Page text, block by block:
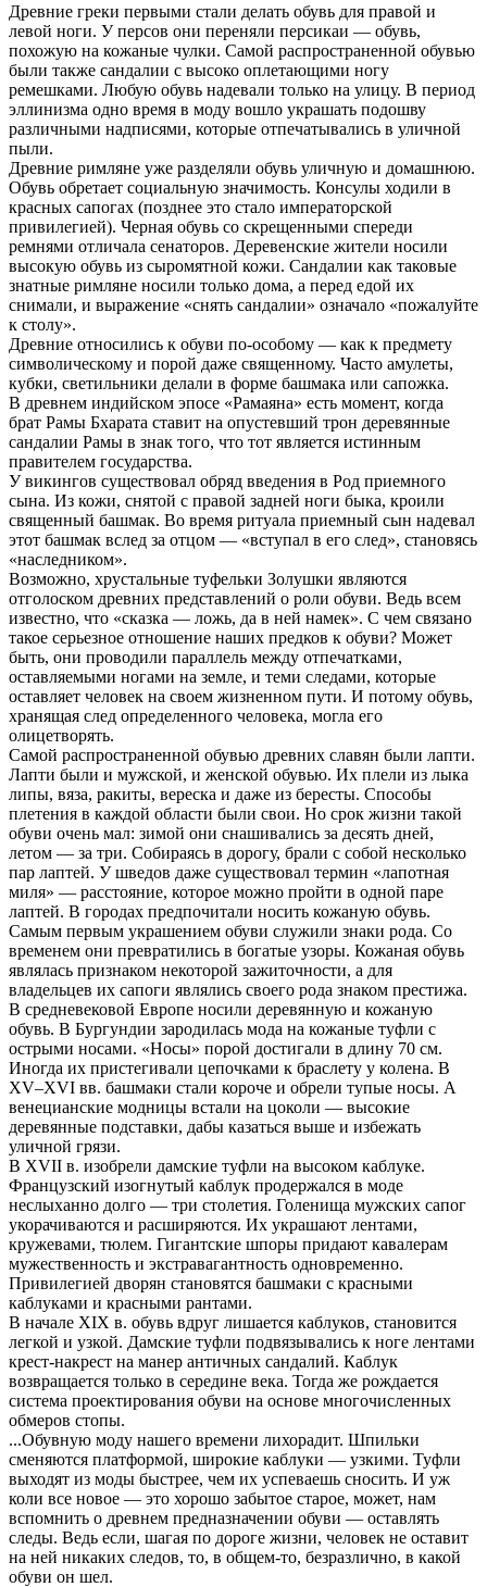
Древние греки первыми стали делать обувь для правой и
левой ноги. У персов они переняли персикаи — обувь,
похожую на кожаные чулки. Самой распространенной обувью
были также сандалии с высоко оплетающими ногу
ремешками. Любую обувь надевали только на улицу. В период
эллинизма одно время в моду вошло украшать подошву
различными надписями, которые отпечатывались в уличной
пыли.
Древние римляне уже разделяли обувь уличную и домашнюю.
Обувь обретает социальную значимость. Консулы ходили в
красных сапогах (позднее это стало императорской
привилегией). Черная обувь со скрещенными спереди
ремнями отличала сенаторов. Деревенские жители носили
высокую обувь из сыромятной кожи. Сандалии как таковые
знатные римляне носили только дома, а перед едой их
снимали, и выражение «снять сандалии» означало «пожалуйте
к столу».
Древние относились к обуви по-особому — как к предмету
символическому и порой даже священному. Часто амулеты,
кубки, светильники делали в форме башмака или сапожка.
В древнем индийском эпосе «Рамаяна» есть момент, когда
брат Рамы Бхарата ставит на опустевший трон деревянные
сандалии Рамы в знак того, что тот является истинным
правителем государства.
У викингов существовал обряд введения в Род приемного
сына. Из кожи, снятой с правой задней ноги быка, кроили
священный башмак. Во время ритуала приемный сын надевал
этот башмак вслед за отцом — «вступал в его след», становясь
«наследником».
Возможно, хрустальные туфельки Золушки являются
отголоском древних представлений о роли обуви. Ведь всем
известно, что «сказка — ложь, да в ней намек». С чем связано
такое серьезное отношение наших предков к обуви? Может
быть, они проводили параллель между отпечатками,
оставляемыми ногами на земле, и теми следами, которые
оставляет человек на своем жизненном пути. И потому обувь,
хранящая след определенного человека, могла его
олицетворять.
Самой распространенной обувью древних славян были лапти.
Лапти были и мужской, и женской обувью. Их плели из лыка
липы, вяза, ракиты, вереска и даже из бересты. Способы
плетения в каждой области были свои. Но срок жизни такой
обуви очень мал: зимой они cнашивались за десять дней,
летом — за три. Собираясь в дорогу, брали с собой несколько
пар лаптей. У шведов даже существовал термин «лапотная
миля» — расстояние, которое можно пройти в одной паре
лаптей. В городах предпочитали носить кожаную обувь.
Самым первым украшением обуви служили знаки рода. Со
временем они превратились в богатые узоры. Кожаная обувь
являлась признаком некоторой зажиточности, а для
владельцев их сапоги являлись своего рода знаком престижа.
В средневековой Европе носили деревянную и кожаную
обувь. В Бургундии зародилась мода на кожаные туфли с
острыми носами. «Носы» порой достигали в длину 70 см.
Иногда их пристегивали цепочками к браслету у колена. В
XV–XVI вв. башмаки стали короче и обрели тупые носы. А
венецианские модницы встали на цоколи — высокие
деревянные подставки, дабы казаться выше и избежать
уличной грязи.
В XVII в. изобрели дамские туфли на высоком каблуке.
Французский изогнутый каблук продержался в моде
неслыханно долго — три столетия. Голенища мужских сапог
укорачиваются и расширяются. Их украшают лентами,
кружевами, тюлем. Гигантские шпоры придают кавалерам
мужественность и экстравагантность одновременно.
Привилегией дворян становятся башмаки с красными
каблуками и красными рантами.
В начале XIX в. обувь вдруг лишается каблуков, становится
легкой и узкой. Дамские туфли подвязывались к ноге лентами
крест-накрест на манер античных сандалий. Каблук
возвращается только в середине века. Тогда же рождается
система проектирования обуви на основе многочисленных
обмеров стопы.
...Обувную моду нашего времени лихорадит. Шпильки
сменяются платформой, широкие каблуки — узкими. Туфли
выходят из моды быстрее, чем их успеваешь сносить. И уж
коли все новое — это хорошо забытое старое, может, нам
вспомнить о древнем предназначении обуви — оставлять
следы. Ведь если, шагая по дороге жизни, человек не оставит
на ней никаких следов, то, в общем-то, безразлично, в какой
обуви он шел.